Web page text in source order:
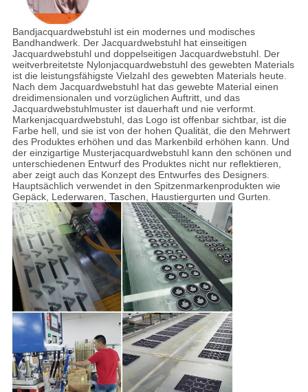
Bandjacquardwebstuhl ist ein modernes und modisches
Bandhandwerk. Der Jacquardwebstuhl hat einseitigen
Jacquardwebstuhl und doppelseitigen Jacquardwebstuhl. Der
weitverbreitetste Nylonjacquardwebstuhl des gewebten Materials
ist die leistungsfähigste Vielzahl des gewebten Materials heute.
Nach dem Jacquardwebstuhl hat das gewebte Material einen
dreidimensionalen und vorzüglichen Auftritt, und das
Jacquardwebstuhlmuster ist dauerhaft und nie verformt.
Markenjacquardwebstuhl, das Logo ist offenbar sichtbar, ist die
Farbe hell, und sie ist von der hohen Qualität, die den Mehrwert
des Produktes erhöhen und das Markenbild erhöhen kann. Und
der einzigartige Musterjacquardwebstuhl kann den schönen und
unterschiedenen Entwurf des Produktes nicht nur reflektieren,
aber zeigt auch das Konzept des Entwurfes des Designers.
Hauptsächlich verwendet in den Spitzenmarkenprodukten wie
Gepäck, Lederwaren, Taschen, Haustiergurten und Gurten.